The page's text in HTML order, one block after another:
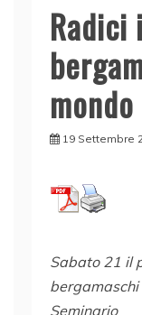
Radici
mondo
19 Settembre
Sabato 21 il
bergamaschi
Seminario